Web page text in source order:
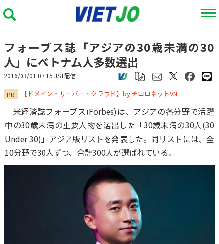
フォーブス誌「アジアの30歳未満の30
人」にベトナム人多数選出
2016/03/01 07:15 JST配信
PR ​​​​​​​【ドメイン・サーバー・クラウド】by チロロネットVN
米経済誌フォーブス(Forbes)は、アジアの各分野で活躍
中の30歳未満の重要人物を選出した「30歳未満の30人(30
Under 30)」アジア版リストを発表した。同リストには、全
10分野で30人ずつ、合計300人が選ばれている。